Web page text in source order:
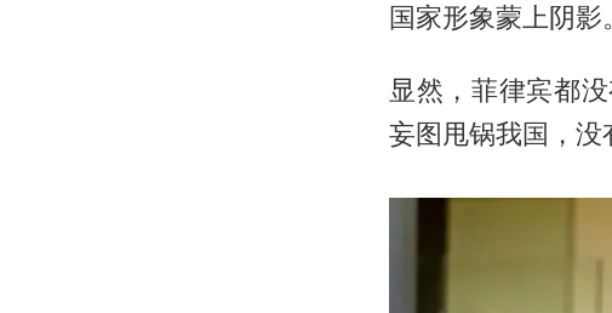
国家形象蒙上阴影。
显然，菲律宾都
妄图甩锅我国，没